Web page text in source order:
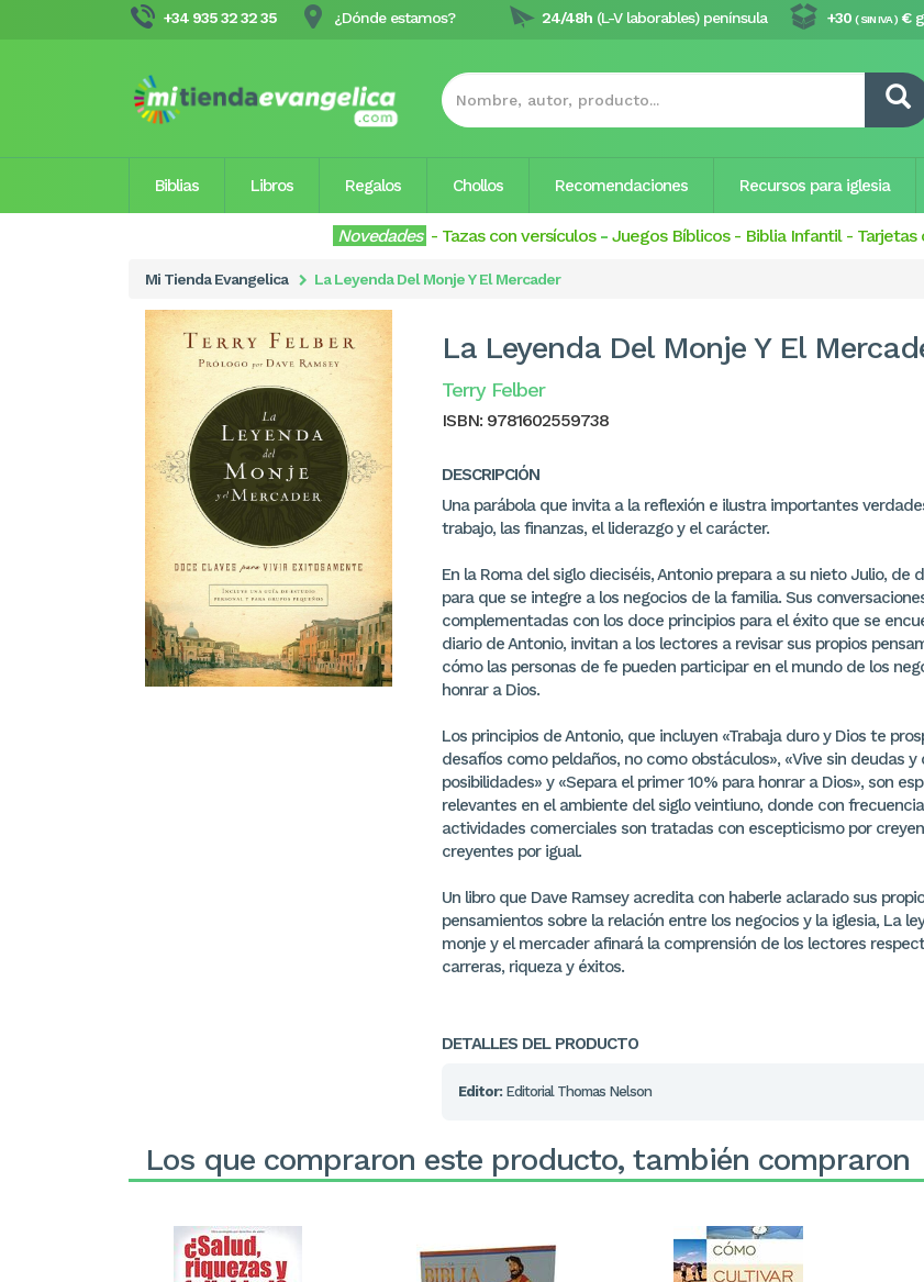
+34 935 32 32 35 ¿Dónde estamos? +30 ( SIN IVA ) €
24/48h (L-V laborables) península
Biblias Libros Regalos Chollos Recomendaciones Recursos para iglesia
Novedades - Tazas con versículos- Juegos Bíblicos- Biblia Infantil- Tarjetas
Mi Tienda Evangelica La Leyenda Del Monje Y El Mercader
La Leyenda Del Monje Y El
Terry Felber
ISBN: 9781602559738
DESCRIPCIÓN
Una parábola que invita a la reflexión e ilustra importantes
trabajo, las finanzas, el liderazgo y el carácter.
En la Roma del siglo dieciséis, Antonio prepara a su nieto Julio, de
para que se integre a los negocios de la familia. Sus
complementadas con los doce principios para el éxito que se
diario de Antonio, invitan a los lectores a revisar sus propios
cómo las personas de fe pueden participar en el mundo de los
honrar a Dios.
Los principios de Antonio, que incluyen «Trabaja duro y Dios te
desafíos como peldaños, no como obstáculos», «Vive sin deudas
posibilidades» y «Separa el primer 10% para honrar a Dios», son
relevantes en el ambiente del siglo veintiuno, donde con
actividades comerciales son tratadas con escepticismo por
creyentes por igual.
Un libro que Dave Ramsey acredita con haberle aclarado sus
pensamientos sobre la relación entre los negocios y la iglesia, La
monje y el mercader afinará la comprensión de los lectores
carreras, riqueza y éxitos.
DETALLES DEL PRODUCTO
Editor: Editorial Thomas Nelson
Los que compraron este producto, también compraron